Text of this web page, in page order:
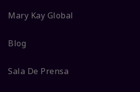
Mary Kay Global
Blog
Sala De Prensa